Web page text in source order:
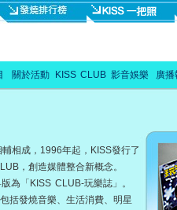
關於活動 KISS CLUB 影音娛樂 廣播
相成，1996年起，KISS發行了
，創造媒體整合新概念。
為「KISS CLUB-玩樂誌」。
括發燒音樂、生活消費、明星